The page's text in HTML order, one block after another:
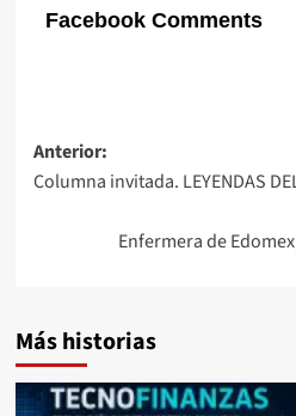
Facebook Comments
Navegación
de
entradas
Anterior:
Columna invitada. LEYENDAS
Enfermera de
Más historias